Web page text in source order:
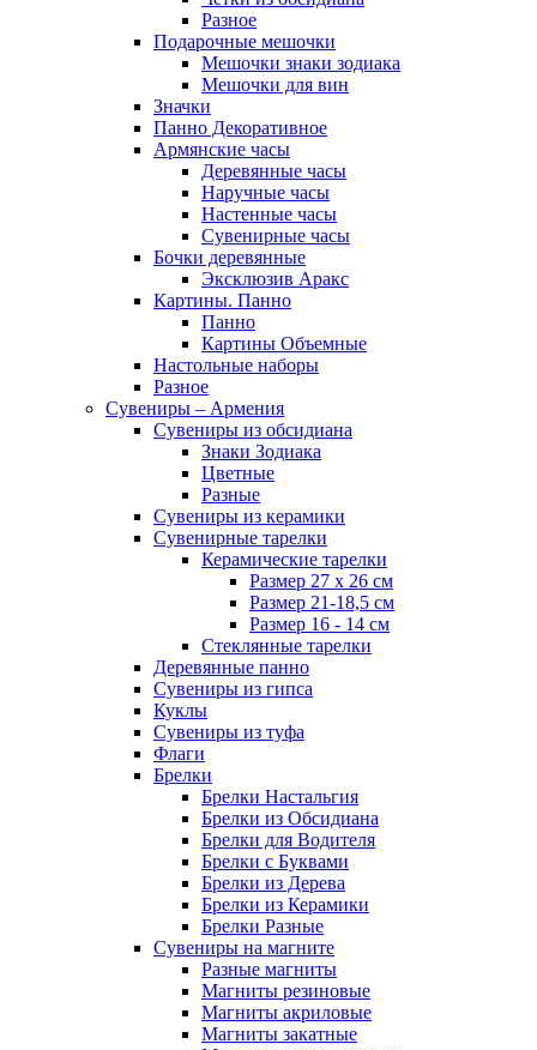
Разное
Подарочные мешочки
Мешочки знаки зодиака
Мешочки для вин
Значки
Панно Декоративное
Армянские часы
Деревянные часы
Наручные часы
Настенные часы
Сувенирные часы
Бочки деревянные
Эксклюзив Аракс
Картины. Панно
Панно
Картины Объемные
Настольные наборы
Разное
Сувениры – Армения
Сувениры из обсидиана
Знаки Зодиака
Цветные
Разные
Сувениры из керамики
Сувенирные тарелки
Керамические тарелки
Размер 27 х 26 см
Размер 21-18,5 см
Размер 16 - 14 см
Стеклянные тарелки
Деревянные панно
Сувениры из гипса
Куклы
Сувениры из туфа
Флаги
Брелки
Брелки Настальгия
Брелки из Обсидиана
Брелки для Водителя
Брелки с Буквами
Брелки из Дерева
Брелки из Керамики
Брелки Разные
Сувениры на магните
Разные магниты
Магниты резиновые
Магниты акриловые
Магниты закатные